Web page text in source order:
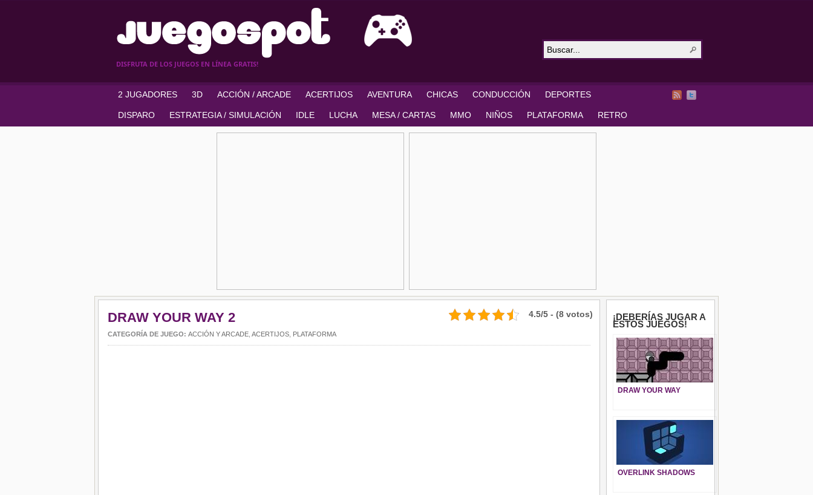
DISFRUTA DE LOS JUEGOS EN LÍNEA GRATIS!
2 JUGADORES 3D ACCIÓN / ARCADE ACERTIJOS AVENTURA CHICAS CONDUCCIÓN DEPORTES
DISPARO ESTRATEGIA / SIMULACIÓN IDLE LUCHA MESA / CARTAS MMO NIÑOS PLATAFORMA RETRO
4.5/5 - (8 votos)
DRAW YOUR WAY 2
CATEGORÍA DE JUEGO: ACCIÓN Y ARCADE ACERTIJOS PLATAFORMA
¡DEBERÍAS JUGAR A
ESTOS JUEGOS!
DRAW YOUR WAY
OVERLINK SHADOWS